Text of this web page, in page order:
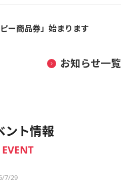
ー商品券」始まります
お知らせ一覧
ント情報
EVENT
7/29